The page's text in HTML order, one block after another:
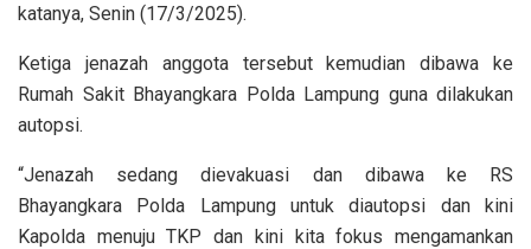
katanya, Senin (17/3/2025).
Ketiga jenazah anggota tersebut kemudian dibawa ke
Rumah Sakit Bhayangkara Polda Lampung guna dilakukan
autopsi.
“Jenazah sedang dievakuasi dan dibawa ke RS
Bhayangkara Polda Lampung untuk diautopsi dan kini
Kapolda menuju TKP dan kini kita fokus mengamankan